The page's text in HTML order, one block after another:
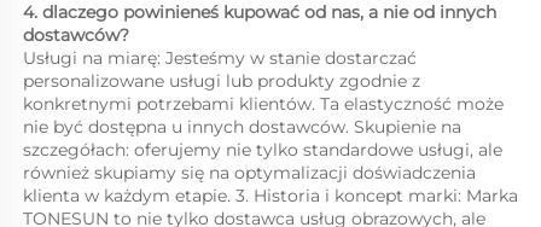
4. dlaczego powinieneś kupować od nas, a nie od innych
dostawców?
Usługi na miarę: Jesteśmy w stanie dostarczać
personalizowane usługi lub produkty zgodnie z
konkretnymi potrzebami klientów. Ta elastyczność może
nie być dostępna u innych dostawców. Skupienie na
szczegółach: oferujemy nie tylko standardowe usługi, ale
również skupiamy się na optymalizacji doświadczenia
klienta w każdym etapie. 3. Historia i koncept marki: Marka
TONESUN to nie tylko dostawca usług obrazowych, ale